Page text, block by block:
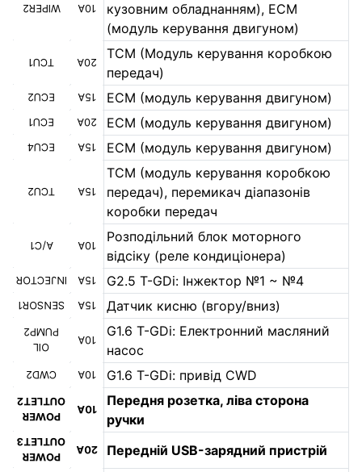
WIPER2 10A
кузовним обладнанням), ECM
(модуль керування двигуном)
TCU1 20A
TCM (Модуль керування коробкою
передач)
ECU2 15A ECM (модуль керування двигуном)
ECU1 20A ECM (модуль керування двигуном)
ECU4 15A ECM (модуль керування двигуном)
TCU2 15A
TCM (модуль керування коробкою
передач), перемикач діапазонів
коробки передач
A/C1 10A
Розподільний блок моторного
відсіку (реле кондиціонера)
INJECTOR 15A G2.5 T-GDi: Інжектор №1 ~ №4
SENSOR1 15A Датчик кисню (вгору/вниз)
OIL
PUMP2
10A
G1.6 T-GDi: Електронний масляний
насос
CWD2 10A G1.6 T-GDi: привід CWD
POWER
OUTLET2
10A
Передня розетка, ліва сторона
ручки
POWER
OUTLET3
20A Передній USB-зарядний пристрій